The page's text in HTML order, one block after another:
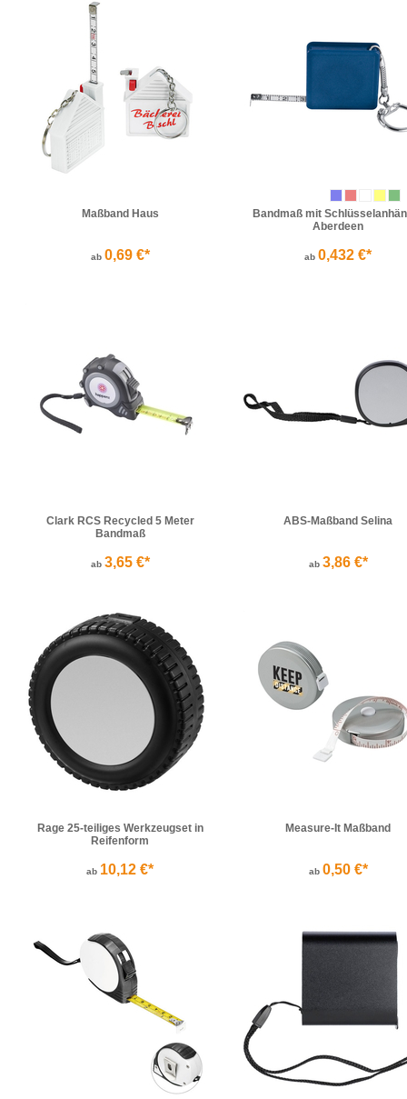
Maßband Haus
ab 0,69 €*
Bandmaß mit
Aberdeen
ab 0,432 €*
Clark RCS Recycled 5 Meter
Bandmaß
ab 3,65 €*
ABS-Maßband Selina
ab 3,86 €*
Rage 25-teiliges Werkzeugset in
Reifenform
ab 10,12 €*
Measure-It Maßband
ab 0,50 €*